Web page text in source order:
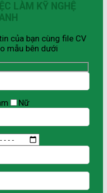
LÀM KỸ NGHỆ
của bạn cùng file CV
mẫu bên dưới
Nữ